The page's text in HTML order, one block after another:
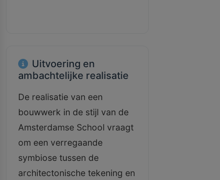
Uitvoering en
ambachtelijke realisatie
De realisatie van een
bouwwerk in de stijl van de
Amsterdamse School vraagt
om een verregaande
symbiose tussen de
architectonische tekening en